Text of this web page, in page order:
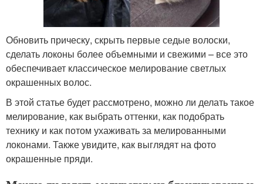
Обновить прическу, скрыть первые седые волоски,
сделать локоны более объемными и свежими – все это
обеспечивает классическое мелирование светлых
окрашенных волос.
В этой статье будет рассмотрено, можно ли делать такое
мелирование, как выбрать оттенки, как подобрать
технику и как потом ухаживать за мелированными
локонами. Также увидите, как выглядят на фото
окрашенные пряди.